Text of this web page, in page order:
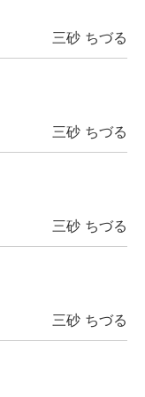
三砂 ちづる
三砂 ちづる
三砂 ちづる
三砂 ちづる